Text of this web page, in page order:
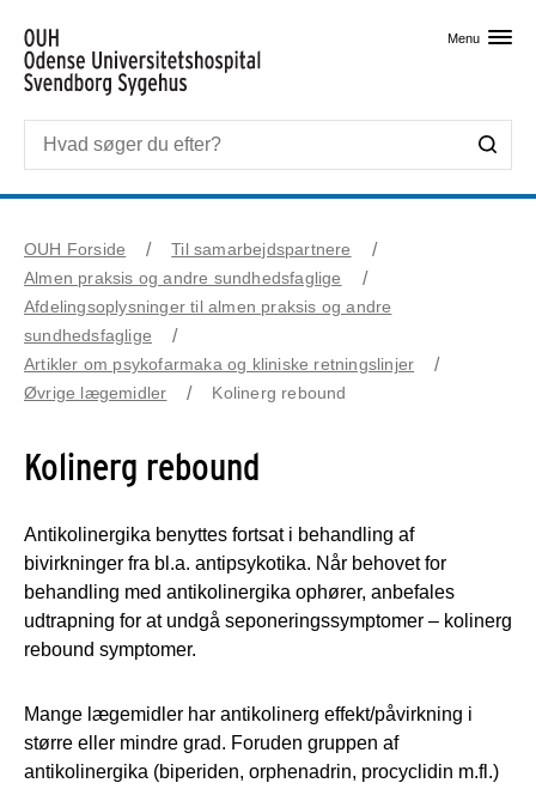
Menu
OUH Forside
Til samarbejdspartnere
Almen praksis og andre sundhedsfaglige
Afdelingsoplysninger til almen praksis og andre
sundhedsfaglige
Artikler om psykofarmaka og kliniske retningslinjer
Øvrige lægemidler
Kolinerg rebound
Kolinerg rebound
Antikolinergika benyttes fortsat i behandling af
bivirkninger fra bl.a. antipsykotika. Når behovet for
behandling med antikolinergika ophører, anbefales
udtrapning for at undgå seponeringssymptomer – kolinerg
rebound symptomer.
Mange lægemidler har antikolinerg effekt/påvirkning i
større eller mindre grad. Foruden gruppen af
antikolinergika (biperiden, orphenadrin, procyclidin m.fl.)